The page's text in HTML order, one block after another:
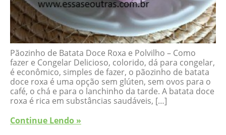
Pãozinho de Batata Doce Roxa e Polvilho – Como
fazer e Congelar Delicioso, colorido, dá para congelar,
é econômico, simples de fazer, o pãozinho de batata
doce roxa é uma opção sem glúten, sem ovos para o
café, o chá e para o lanchinho da tarde. A batata doce
roxa é rica em substâncias saudáveis, […]
Continue Lendo »